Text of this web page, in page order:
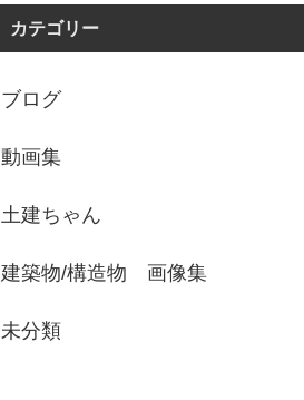
カテゴリー
ブログ
動画集
土建ちゃん
建築物/構造物 画像集
未分類